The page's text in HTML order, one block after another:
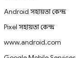
Android সহায়তা কেন্দ্র
Pixel সহায়তা কেন্দ্র
www.android.com